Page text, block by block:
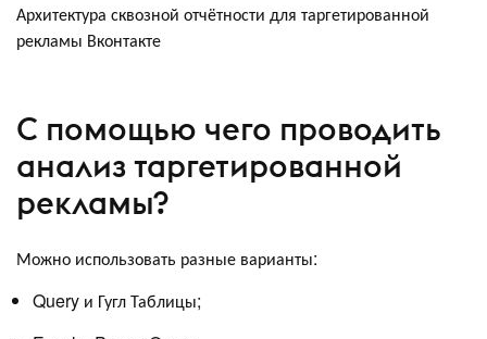
Архитектура сквозной отчётности для таргетированной
рекламы Вконтакте
С помощью чего проводить
анализ таргетированной
рекламы?
Можно использовать разные варианты:
Query и Гугл Таблицы;